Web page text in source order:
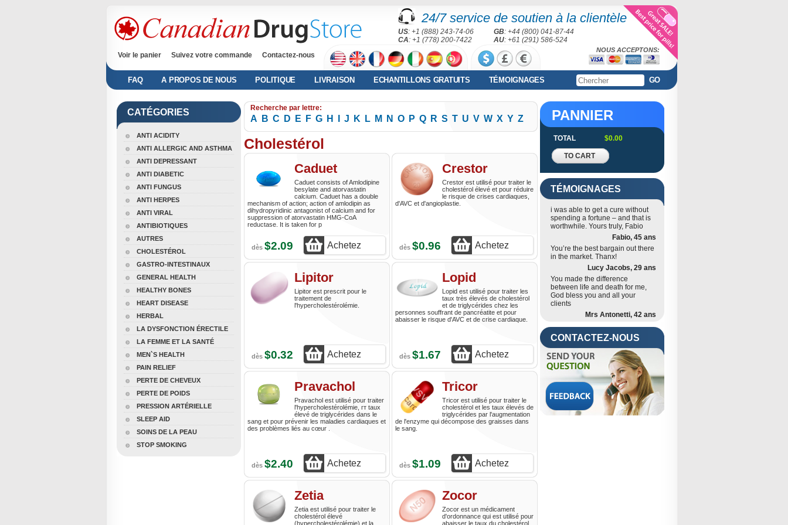
24/7 service de soutien à la clientèle
US: +1 (888) 243-74-06 GB: +44 (800) 041-87-44
CA: +1 (778) 200-7422 AU: +61 (291) 586-524
Voir le panier
Suivez votre commande Contactez-nous
NOUS ACCEPTONS:
FAQ A PROPOS DE NOUS POLITIQUE LIVRAISON ECHANTILLONS GRATUITS TÉMOIGNAGES GO
CATÉGORIES
ANTI ACIDITY
ANTI ALLERGIC AND ASTHMA
ANTI DEPRESSANT
ANTI DIABETIC
ANTI FUNGUS
ANTI HERPES
ANTI VIRAL
ANTIBIOTIQUES
AUTRES
CHOLESTÉROL
GASTRO-INTESTINAUX
GENERAL HEALTH
HEALTHY BONES
HEART DISEASE
HERBAL
LA DYSFONCTION ÉRECTILE
LA FEMME ET LA SANTÉ
MEN`S HEALTH
PAIN RELIEF
PERTE DE CHEVEUX
PERTE DE POIDS
PRESSION ARTÉRIELLE
SLEEP AID
SOINS DE LA PEAU
STOP SMOKING
Recherche par lettre:
A B C D E F G H J K L M N O P Q R S T U V W X Y Z
Cholestérol
Caduet
Caduet consists of Amlodipine
besylate and atorvastatin
calcium. Caduet has a double
mechanism of action; action of amlodipin as
dihydropyridinic antagonist of calcium and for
suppression of atorvastatin HMG-CoA
reductase. It is taken for p
dès $2.09 Achetez
Crestor
Crestor est utilisé pour traiter le
cholestérol élevé et pour réduire
le risque de crises cardiaques,
d'AVC et d'angioplastie.
dès $0.96 Achetez
Lipitor
Lipitor est prescrit pour le
traitement de
l'hypercholestérolémie.
dès $0.32 Achetez
Lopid
Lopid est utilisé pour traiter les
taux très élevés de cholestérol
et de triglycérides chez les
personnes souffrant de pancréatite et pour
abaisser le risque d'AVC et de crise cardiaque.
dès $1.67 Achetez
Pravachol
Pravachol est utilisé pour traiter
l'hypercholestérolémie, гт taux
élevé de triglycérides dans le
sang et pour prévenir les maladies cardiaques et
des problèmes liés au cœur .
dès $2.40 Achetez
Tricor
Tricor est utilisé pour traiter le
cholestérol et les taux élevés de
triglycérides par l'augmentation
de l'enzyme qui décompose des graisses dans
le sang.
dès $1.09 Achetez
Zetia
Zetia est utilisé pour traiter le
cholestérol élevé
(hypercholestérolémie) et la
Zocor
Zocor est un médicament
d'ordonnance qui est utilisé pour
abaisser le taux du cholestérol
PANNIER
TOTAL $0.00
TO CART
TÉMOIGNAGES
i was able to get a cure without
spending a fortune – and that is
worthwhile. Yours truly, Fabio
Fabio, 45 ans
You’re the best bargain out there
in the market. Thanx!
Lucy Jacobs, 29 ans
You made the difference
between life and death for me,
God bless you and all your
clients
Mrs Antonetti, 42 ans
CONTACTEZ-NOUS